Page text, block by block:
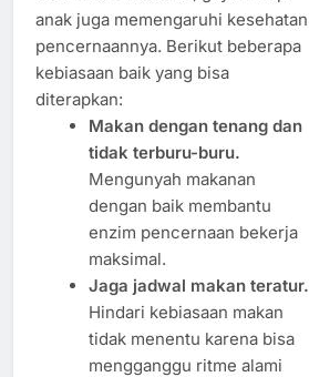
anak juga memengaruhi kesehatan
pencernaannya. Berikut beberapa
kebiasaan baik yang bisa
diterapkan:
Makan dengan tenang dan
tidak terburu-buru.
Mengunyah makanan
dengan baik membantu
enzim pencernaan bekerja
maksimal.
Jaga jadwal makan teratur.
Hindari kebiasaan makan
tidak menentu karena bisa
mengganggu ritme alami